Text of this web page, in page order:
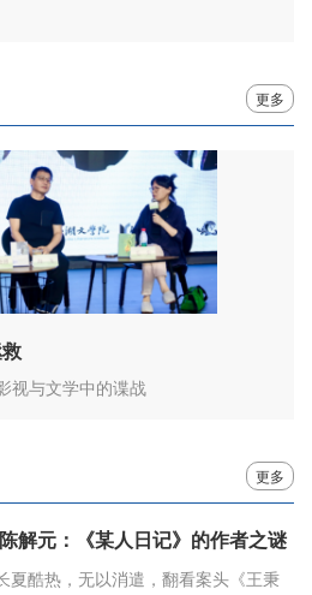
更多
视与文学中的谍战
更多
解元：《某人日记》的作者之谜
夏酷热，无以消遣，翻看案头《王秉